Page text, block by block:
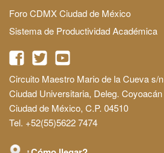
Foro CDMX Ciudad de México
Sistema de Productividad Académica
Circuito Maestro Mario de la Cueva s/n
Ciudad Universitaria, Deleg. Coyoacán
Ciudad de México, C.P. 04510
Tel. +52(55)5622 7474